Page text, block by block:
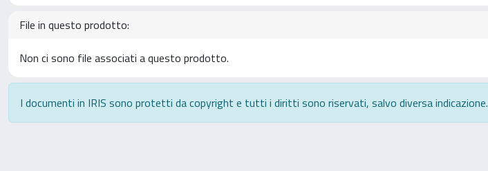
File in questo prodotto:
Non ci sono file associati a questo prodotto.
I documenti in IRIS sono protetti da copyright e tutti i diritti sono riservati, salvo diversa indicazione.